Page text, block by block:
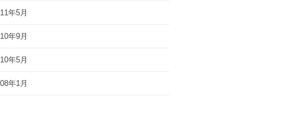
年5月
年9月
年5月
年1月